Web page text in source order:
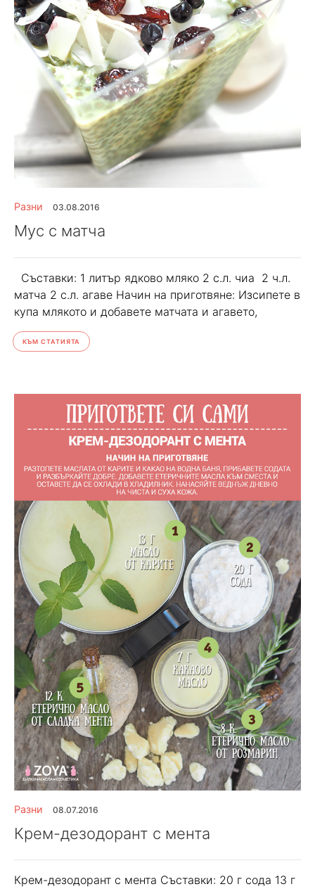
Разни 03.08.2016
Мус с матча
Съставки: 1 литър ядково мляко 2 с.л. чиа 2 ч.л.
матча 2 с.л. агаве Начин на приготвяне: Изсипете в
купа млякото и добавете матчата и агавето,
КЪМ СТАТИЯТА
Разни 08.07.2016
Крем-дезодорант с мента
Крем-дезодорант с мента Съставки: 20 г сода 13 г